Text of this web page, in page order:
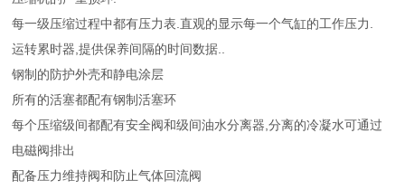
每一级压缩过程中都有压力表.直观的显示每一个气缸的工作压力.
运转累时器,提供保养间隔的时间数据..
钢制的防护外壳和静电涂层
所有的活塞都配有钢制活塞环
每个压缩级间都配有安全阀和级间油水分离器,分离的冷凝水可通过
电磁阀排出
配备压力维持阀和防止气体回流阀